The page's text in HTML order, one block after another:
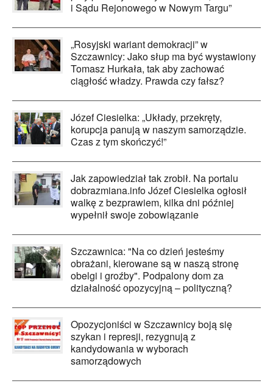
i Sądu Rejonowego w Nowym Targu”
„Rosyjski wariant demokracji” w
Szczawnicy: Jako słup ma być wystawiony
Tomasz Hurkała, tak aby zachować
ciągłość władzy. Prawda czy fałsz?
Józef Ciesielka: „Układy, przekręty,
korupcja panują w naszym samorządzie.
Czas z tym skończyć!”
Jak zapowiedział tak zrobił. Na portalu
dobrazmiana.info Józef Ciesielka ogłosił
walkę z bezprawiem, kilka dni później
wypełnił swoje zobowiązanie
Szczawnica: "Na co dzień jesteśmy
obrażani, kierowane są w naszą stronę
obelgi i groźby". Podpalony dom za
działalność opozycyjną – polityczną?
Opozycjoniści w Szczawnicy boją się
szykan i represji, rezygnują z
kandydowania w wyborach
samorządowych